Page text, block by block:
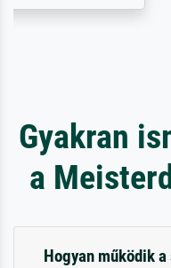
Gyakran
a
Hogyan működik